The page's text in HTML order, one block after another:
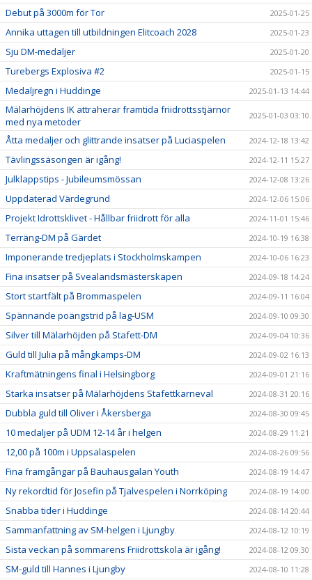
Debut på 3000m för Tor 2025-01-25
Annika uttagen till utbildningen Elitcoach 2028 2025-01-23
Sju DM-medaljer 2025-01-20
Turebergs Explosiva #2 2025-01-15
Medaljregn i Huddinge 2025-01-13 14:44
Mälarhöjdens IK attraherar framtida friidrottsstjärnor
med nya metoder
2025-01-03 03:10
Åtta medaljer och glittrande insatser på Luciaspelen 2024-12-18 13:42
Tävlingssäsongen är igång! 2024-12-11 15:27
Julklappstips - Jubileumsmössan 2024-12-08 13:26
Uppdaterad Värdegrund 2024-12-06 15:06
Projekt Idrottsklivet - Hållbar friidrott för alla 2024-11-01 15:46
Terräng-DM på Gärdet 2024-10-19 16:38
Imponerande tredjeplats i Stockholmskampen 2024-10-06 16:23
Fina insatser på Svealandsmästerskapen 2024-09-18 14:24
Stort startfält på Brommaspelen 2024-09-11 16:04
Spännande poängstrid på lag-USM 2024-09-10 09:30
Silver till Mälarhöjden på Stafett-DM 2024-09-04 10:36
Guld till Julia på mångkamps-DM 2024-09-02 16:13
Kraftmätningens final i Helsingborg 2024-09-01 21:16
Starka insatser på Mälarhöjdens Stafettkarneval 2024-08-31 20:16
Dubbla guld till Oliver i Åkersberga 2024-08-30 09:45
10 medaljer på UDM 12-14 år i helgen 2024-08-29 11:21
12,00 på 100m i Uppsalaspelen 2024-08-26 09:56
Fina framgångar på Bauhausgalan Youth 2024-08-19 14:47
Ny rekordtid för Josefin på Tjalvespelen i Norrköping 2024-08-19 14:00
Snabba tider i Huddinge 2024-08-14 20:44
Sammanfattning av SM-helgen i Ljungby 2024-08-12 10:19
Sista veckan på sommarens Friidrottskola är igång! 2024-08-12 09:30
SM-guld till Hannes i Ljungby 2024-08-10 11:28